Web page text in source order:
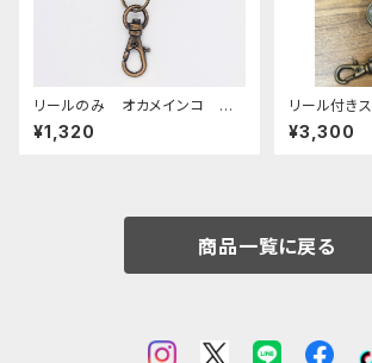
リールのみ オカメインコ モノ
トーン キャメル おかめいん
こ オカメ3兄弟
¥1,320
リール付き
グリーン
すずめ 雀
¥3,300
商品一覧に戻る